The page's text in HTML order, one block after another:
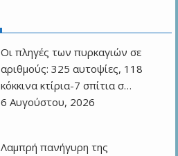
Οι πληγές των πυρκαγιών σε
αριθμούς: 325 αυτοψίες, 118
κόκκινα κτίρια-7 σπίτια σ…
6 Αυγούστου, 2026
Λαμπρή πανήγυρη της